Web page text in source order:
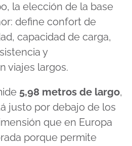
la elección de la base
define confort de
capacidad de carga,
y
viajes largos.
5,98 metros de largo,
justo por debajo de los
que en Europa
porque permite